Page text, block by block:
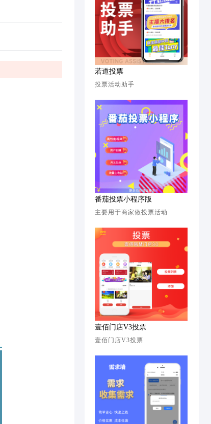
若道投票
投票活动助手
番茄投票小程序版
主要用于商家做投票活动
壹佰门店V3投票
壹佰门店V3投票